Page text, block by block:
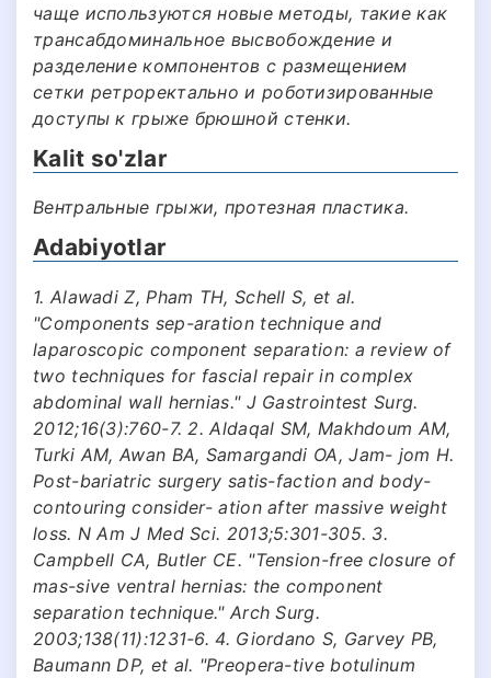
чаще используются новые методы, такие как
трансабдоминальное высвобождение и
разделение компонентов с размещением
сетки ретроректально и роботизированные
доступы к грыже брюшной стенки.
Kalit so'zlar
Вентральные грыжи, протезная пластика.
Adabiyotlar
1. Alawadi Z, Pham TH, Schell S, et al.
"Components sep-aration technique and
laparoscopic component separation: a review of
two techniques for fascial repair in complex
abdominal wall hernias." J Gastrointest Surg.
2012;16(3):760-7. 2. Aldaqal SM, Makhdoum AM,
Turki AM, Awan BA, Samargandi OA, Jam- jom H.
Post-bariatric surgery satis-faction and body-
contouring consider- ation after massive weight
loss. N Am J Med Sci. 2013;5:301-305. 3.
Campbell CA, Butler CE. "Tension-free closure of
mas-sive ventral hernias: the component
separation technique." Arch Surg.
2003;138(11):1231-6. 4. Giordano S, Garvey PB,
Baumann DP, et al. "Preopera-tive botulinum